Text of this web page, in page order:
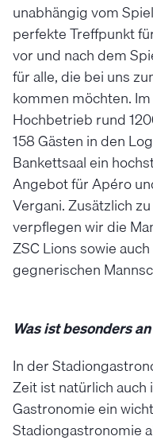
unabhängig vom
perfekte Treffpunkt
vor und nach dem
für alle, die bei uns
kommen möchten.
Hochbetrieb rund
158 Gästen in den
Bankettsaal ein
Angebot für Apéro
Vergani. Zusätzlich
verpflegen wir die
ZSC Lions sowie
gegnerischen
Was ist besonders
In der
Zeit ist natürlich
Gastronomie ein
Stadiongastronomie